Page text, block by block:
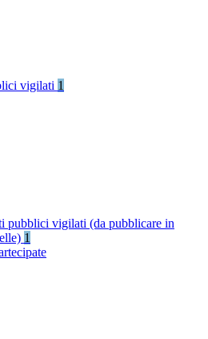
vigilati 1
pubblici vigilati (da pubblicare in
1